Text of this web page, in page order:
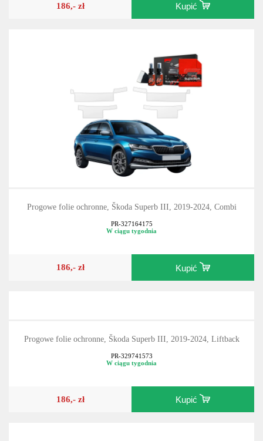
186,- zł Kupić
Progowe folie ochronne, Škoda Superb III, 2019-2024, Combi
PR-327164175
W ciągu tygodnia
186,- zł Kupić
Progowe folie ochronne, Škoda Superb III, 2019-2024, Liftback
PR-329741573
W ciągu tygodnia
186,- zł Kupić